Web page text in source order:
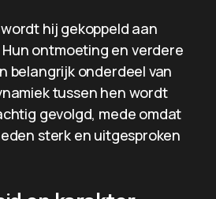
hij gekoppeld aan
Hun ontmoeting en verdere
belangrijk onderdeel van
tussen hen wordt
gevolgd, mede omdat
sterk en uitgesproken